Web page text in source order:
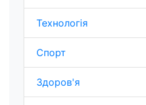
Технологія
Спорт
Здоров'я